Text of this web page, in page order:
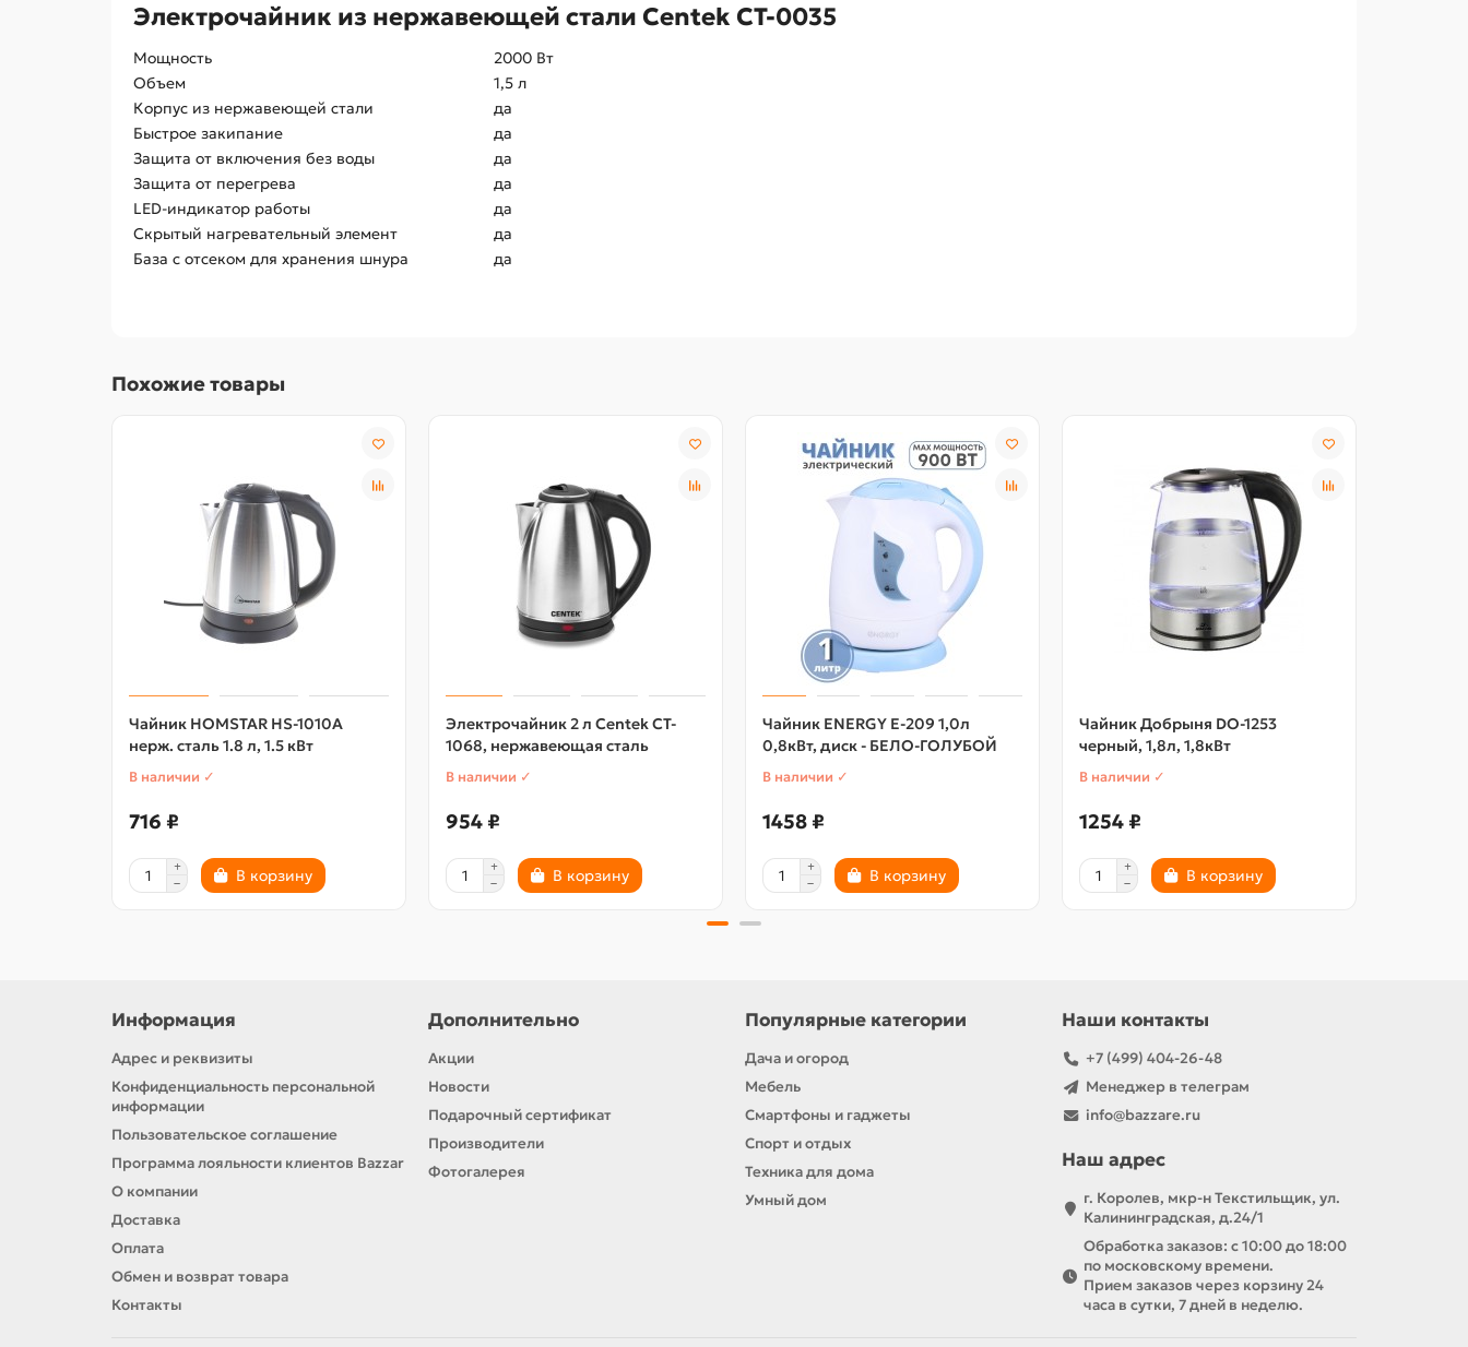
Электрочайник из нержавеющей стали Centek CT-0035
Мощность
2000 Вт
Объем
1,5 л
Корпус из нержавеющей стали
да
Быстрое закипание
да
Защита от включения без воды
да
Защита от перегрева
да
LED-индикатор работы
да
Скрытый нагревательный элемент
да
База с отсеком для хранения шнура
да
Похожие товары
Чайник HOMSTAR HS-1010A
нерж. сталь 1.8 л, 1.5 кВт
В наличии ✓
716 ₽
В корзину
Электрочайник 2 л Centek CT-
1068, нержавеющая сталь
В наличии ✓
954 ₽
В корзину
Чайник ENERGY Е-209 1,0л
0,8кВт, диск - БЕЛО-ГОЛУБОЙ
В наличии ✓
1458 ₽
В корзину
Чайник Добрыня DO-1253
черный, 1,8л, 1,8кВт
В наличии ✓
1254 ₽
В корзину
Информация
Адрес и реквизиты
Конфиденциальность персональной
информации
Пользовательское соглашение
Программа лояльности клиентов Bazzar
О компании
Доставка
Оплата
Обмен и возврат товара
Контакты
Дополнительно
Акции
Новости
Подарочный сертификат
Производители
Фотогалерея
Популярные категории
Дача и огород
Мебель
Смартфоны и гаджеты
Спорт и отдых
Техника для дома
Умный дом
Наши контакты
+7 (499) 404-26-48
Менеджер в телеграм
info@bazzare.ru
Наш адрес
г. Королев, мкр-н Текстильщик, ул.
Калининградская, д.24/1
Обработка заказов: с 10:00 до 18:00
по московскому времени.
Прием заказов через корзину 24
часа в сутки, 7 дней в неделю.